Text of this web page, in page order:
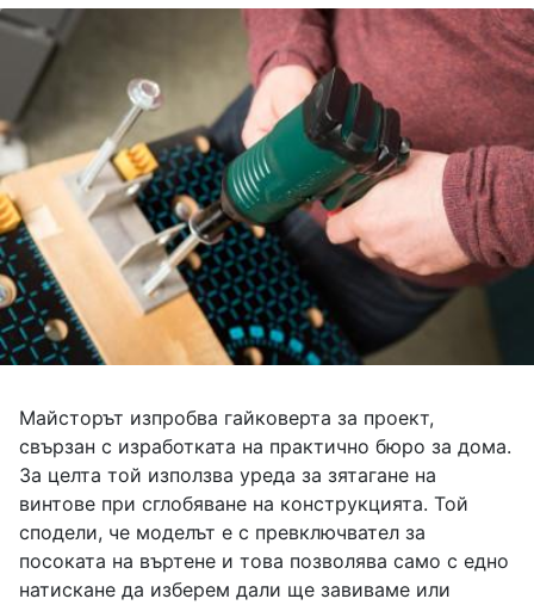
Майсторът изпробва гайковерта за проект,
свързан с изработката на практично бюро за дома.
За целта той използва уреда за зятагане на
винтове при сглобяване на конструкцията. Той
сподели, че моделът е с превключвател за
посоката на въртене и това позволява само с едно
натискане да изберем дали ще завиваме или